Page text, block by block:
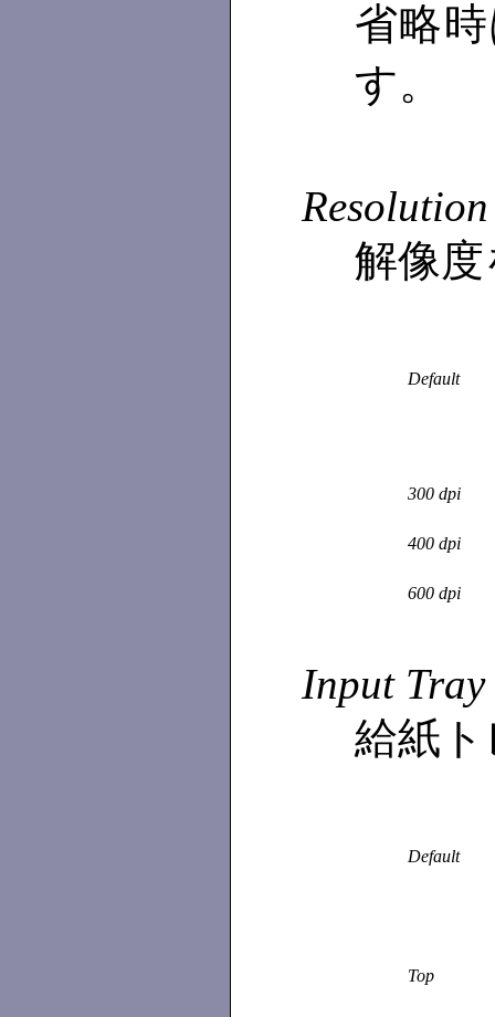
省略
す。
Resolution
解像
Default
300 dpi
400 dpi
600 dpi
Input Tray
給紙
Default
Top